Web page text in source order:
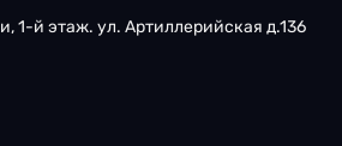
1-й этаж. ул. Артиллерийская д.136